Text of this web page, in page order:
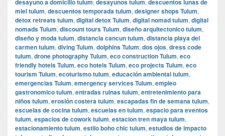
desayuno a domicilio tulum desayunos tulum descuentos lunas de
miel tulum, descuentos temporada tulum, designer shops Tulum,
detox retreats tulum, digital detox Tulum, digital nomad tulum, digital
nomads Tulum, discount tours Tulum, diseño arquitectonico tulum,
diseño y moda tulum, distancia cancun tulum, distancia playa del
carmen tulum, diving Tulum, dolphins Tulum, dos ojos, dress code
tulum, drone photography Tulum, eco construction Tulum, eco
friendly hotels Tulum, eco hotels Tulum, eco projects Tulum, eco
tourism Tulum, ecoturismo tulum, educación ambiental tulum,
emergencias Tulum, emergency services Tulum, empleo
gastronomico tulum, entradas ruinas tulum, entretenimiento para
niños tulum, erosión costera tulum, escapadas fin de semana tulum,
escuelas de cocina tulum, escuelas en tulum, espacio para eventos
tulum, espacios de cowork tulum, estacion tren maya tulum,
estacionamiento tulum, estilo boho chic tulum, estudios de impacto